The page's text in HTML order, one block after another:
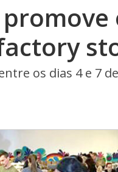
os dias 4 e 7